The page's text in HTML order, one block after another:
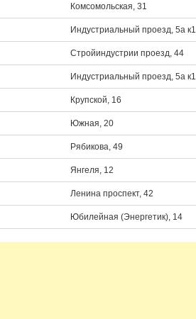
Комсомольская, 31
Индустриальный проезд, 5а к1
Стройиндустрии проезд, 44
Индустриальный проезд, 5а к1
Крупской, 16
Южная, 20
Рябикова, 49
Янгеля, 12
Ленина проспект, 42
Юбилейная (Энергетик), 14